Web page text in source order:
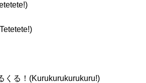
くる！(Kurukurukurukuru!)